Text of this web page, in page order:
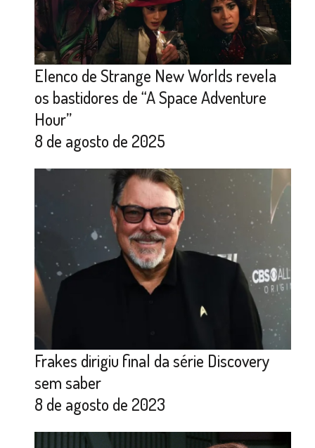
Elenco de Strange New Worlds revela
os bastidores de “A Space Adventure
Hour”
8 de agosto de 2025
Frakes dirigiu final da série Discovery
sem saber
8 de agosto de 2023